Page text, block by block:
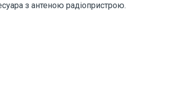
з антеною радіопристрою.